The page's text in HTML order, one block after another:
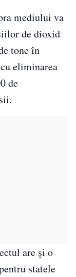
mediului va
de dioxid
tone în
eliminarea
de
are și o
statele